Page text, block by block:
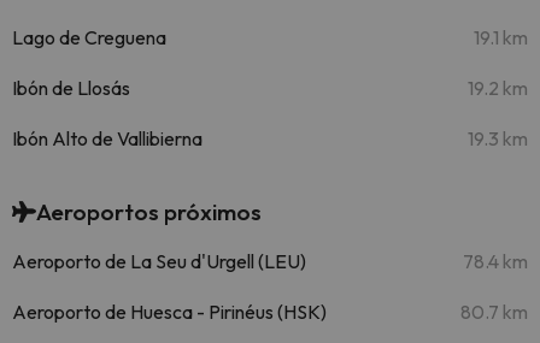
Lago de Creguena 19.1 km
Ibón de Llosás 19.2 km
Ibón Alto de Vallibierna 19.3 km
Aeroportos próximos
Aeroporto de La Seu d'Urgell (LEU) 78.4 km
Aeroporto de Huesca - Pirinéus (HSK) 80.7 km